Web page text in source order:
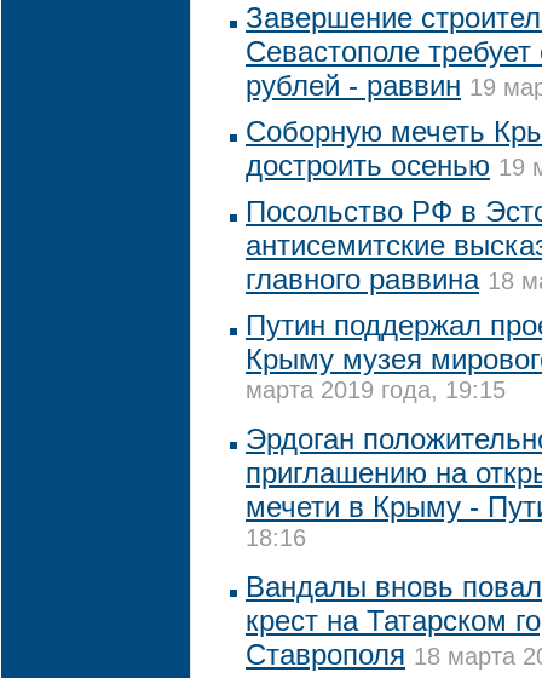
Завершение
Севастополе
рублей - раввин 19
Соборную мечеть
достроить осенью 19
Посольство РФ в
антисемитские
главного раввина 18
Путин поддержал
Крыму музея
марта 2019 года, 19:15
Эрдоган
приглашению на
мечети в Крыму -
18:16
Вандалы вновь
крест на Татарском
Ставрополя 18 марта